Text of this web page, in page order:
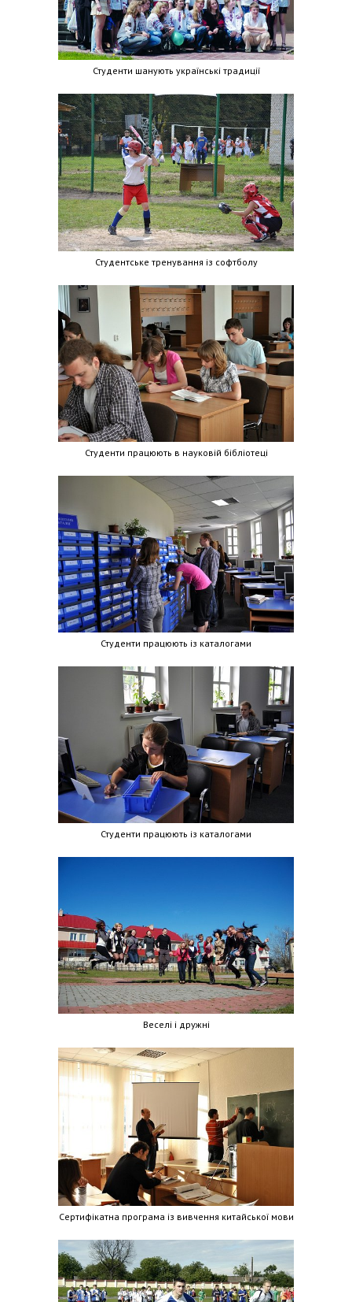
Студенти шанують українські традиції
Студентське тренування із софтболу
Студенти працюють в науковій бібліотеці
Студенти працюють із каталогами
Студенти працюють із каталогами
Веселі і дружні
Сертифікатна програма із вивчення китайської мови